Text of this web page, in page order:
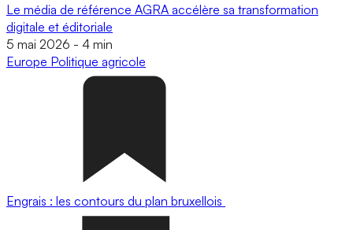
Le média de référence AGRA accélère sa transformation
digitale et éditoriale
5 mai 2026 - 4 min
Europe Politique agricole
Engrais : les contours du plan bruxellois